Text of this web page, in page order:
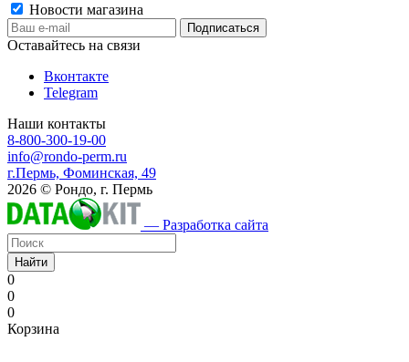
Новости магазина
Оставайтесь на связи
Вконтакте
Telegram
Наши контакты
8-800-300-19-00
info@rondo-perm.ru
г.Пермь, Фоминская, 49
2026 © Рондо, г. Пермь
— Разработка сайта
Найти
0
0
0
Корзина